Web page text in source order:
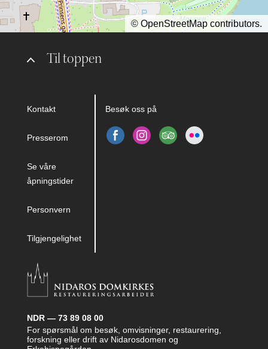
Til toppen
Kontakt
Presserom
Se våre
åpningstider
Personvern
Tilgjengelighet
Besøk oss på
NDR — 73 89 08 00
For spørsmål om besøk, omvisninger, restaurering,
forskning eller drift av Nidarosdomen og
© OpenStreetMap contributors.